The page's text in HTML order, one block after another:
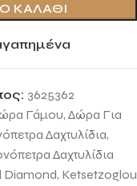
ΚΑΛΆΘΙ
3625362
Γάμου, Δώρα Για
Δαχτυλίδια,
Δαχτυλίδια
Diamond, Ketsetzoglou